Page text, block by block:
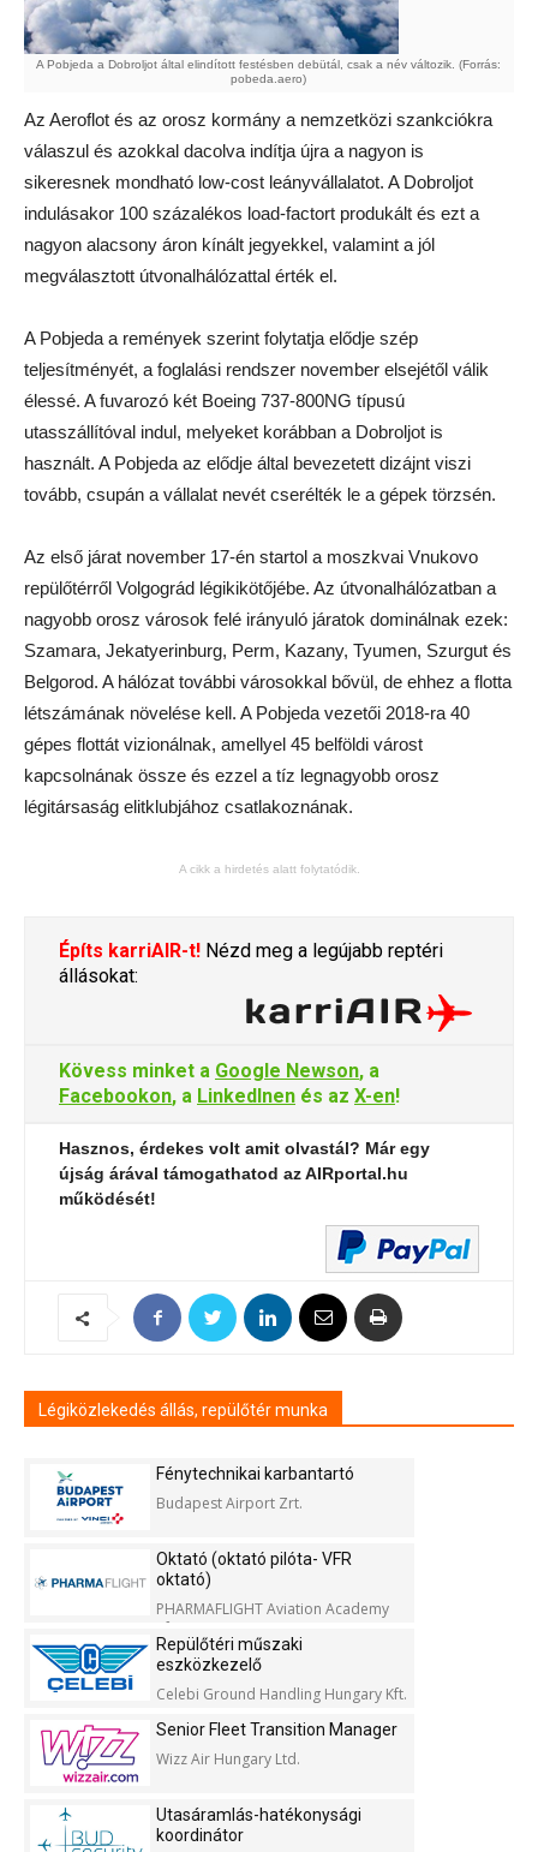
A Pobjeda a Dobroljot által elindított festésben debütál, csak a név változik. (Forrás:
pobeda.aero)
Az Aeroflot és az orosz kormány a nemzetközi szankciókra
válaszul és azokkal dacolva indítja újra a nagyon is
sikeresnek mondható low-cost leányvállalatot. A Dobroljot
indulásakor 100 százalékos load-factort produkált és ezt a
nagyon alacsony áron kínált jegyekkel, valamint a jól
megválasztott útvonalhálózattal érték el.
A Pobjeda a remények szerint folytatja elődje szép
teljesítményét, a foglalási rendszer november elsejétől válik
élessé. A fuvarozó két Boeing 737-800NG típusú
utasszállítóval indul, melyeket korábban a Dobroljot is
használt. A Pobjeda az elődje által bevezetett dizájnt viszi
tovább, csupán a vállalat nevét cserélték le a gépek törzsén.
Az első járat november 17-én startol a moszkvai Vnukovo
repülőtérről Volgográd légikikötőjébe. Az útvonalhálózatban a
nagyobb orosz városok felé irányuló járatok dominálnak ezek:
Szamara, Jekatyerinburg, Perm, Kazany, Tyumen, Szurgut és
Belgorod. A hálózat további városokkal bővül, de ehhez a flotta
létszámának növelése kell. A Pobjeda vezetői 2018-ra 40
gépes flottát vizionálnak, amellyel 45 belföldi várost
kapcsolnának össze és ezzel a tíz legnagyobb orosz
légitársaság elitklubjához csatlakoznának.
A cikk a hirdetés alatt folytatódik.
Építs karriAIR-t! Nézd meg a legújabb reptéri
állásokat:
Kövess minket a Google Newson, a
Facebookon, a LinkedInen és az X-en!
Hasznos, érdekes volt amit olvastál? Már egy
újság árával támogathatod az AIRportal.hu
működését!
Légiközlekedés állás, repülőtér munka
Fénytechnikai karbantartó
Budapest Airport Zrt.
Oktató (oktató pilóta- VFR
oktató)
PHARMAFLIGHT Aviation Academy
Kft.
Repülőtéri műszaki
eszközkezelő
Celebi Ground Handling Hungary Kft.
Senior Fleet Transition Manager
Wizz Air Hungary Ltd.
Utasáramlás-hatékonysági
koordinátor